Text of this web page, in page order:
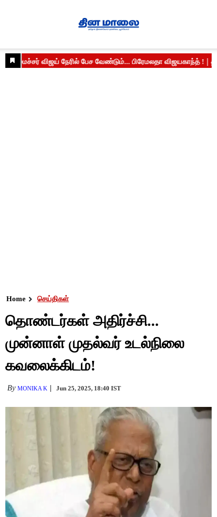
Home செய்திகள்
தொண்டர்கள் அதிர்ச்சி...
முன்னாள் முதல்வர் உடல்நிலை
கவலைக்கிடம்!
ByMONIKA K Jun 25, 2025, 18:40 IST